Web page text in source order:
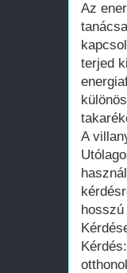
Az
terjed
A